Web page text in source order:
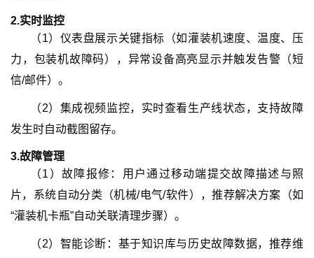
2.实时监控
（1） 仪表盘展示关键指标（如灌装机速度、温度、压
力，包装机故障码），异常设备高亮显示并触发告警（短
信/邮件）。
（2） 集成视频监控，实时查看生产线状态，支持故障
发生时自动截图留存。
3.故障管理
（1 ） 故障报修：用户通过移动端提交故障描述与照
片，系统自动分类（机械/电气/软件），推荐解决方案（如
“灌装机卡瓶”自动关联清理步骤）。
（2） 智能诊断：基于知识库与历史故障数据，推荐维